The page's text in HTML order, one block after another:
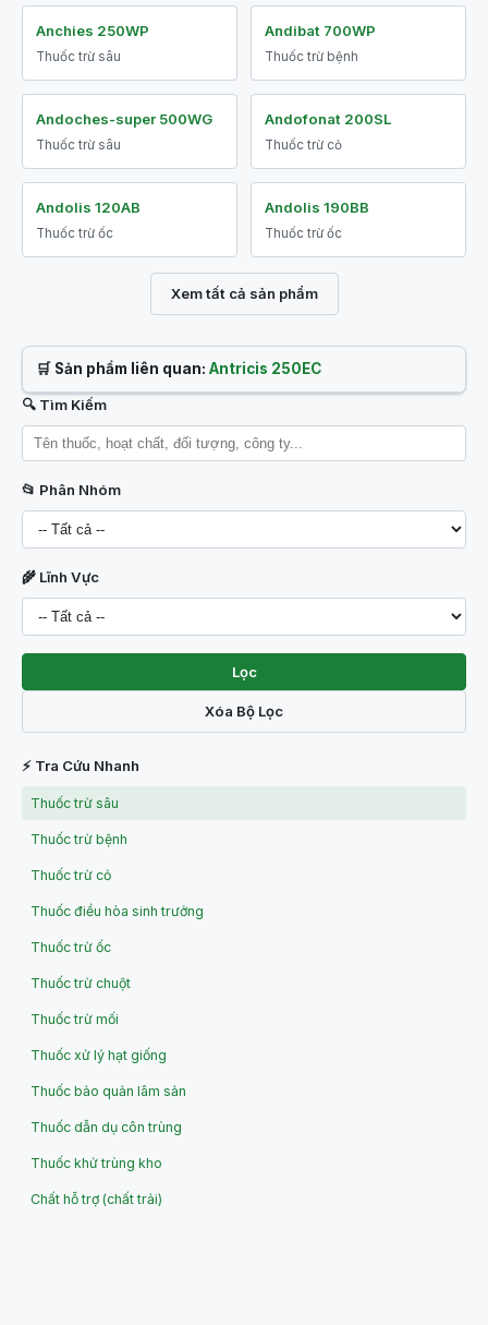
Anchies 250WP
Thuốc trừ sâu
Andibat 700WP
Thuốc trừ bệnh
Andoches-super 500WG
Thuốc trừ sâu
Andofonat 200SL
Thuốc trừ cỏ
Andolis 120AB
Thuốc trừ ốc
Andolis 190BB
Thuốc trừ ốc
Xem tất cả sản phẩm
🛒 Sản phẩm liên quan: Antricis 250EC
🔍 Tìm Kiếm
📂 Phân Nhóm
🌾 Lĩnh Vực
Lọc
Xóa Bộ Lọc
⚡ Tra Cứu Nhanh
Thuốc trừ sâu
Thuốc trừ bệnh
Thuốc trừ cỏ
Thuốc điều hòa sinh trưởng
Thuốc trừ ốc
Thuốc trừ chuột
Thuốc trừ mối
Thuốc xử lý hạt giống
Thuốc bảo quản lâm sản
Thuốc dẫn dụ côn trùng
Thuốc khử trùng kho
Chất hỗ trợ (chất trải)